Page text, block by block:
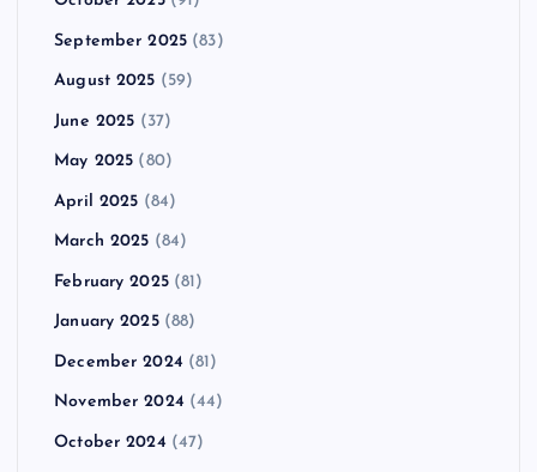
September 2025 (83)
August 2025 (59)
June 2025 (37)
May 2025 (80)
April 2025 (84)
March 2025 (84)
February 2025(81)
January 2025(88)
December 2024 (81)
November 2024 (44)
October 2024 (47)